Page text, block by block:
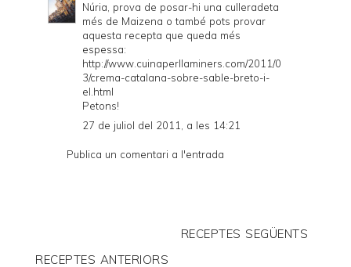
Núria, prova de posar-hi una culleradeta
més de Maizena o també pots provar
aquesta recepta que queda més
espessa:
http://www.cuinaperllaminers.com/2011/0
3/crema-catalana-sobre-sable-breto-i-
el.html
Petons!
27 de juliol del 2011, a les 14:21
Publica un comentari a l'entrada
RECEPTES SEGÜENTS
RECEPTES ANTERIORS